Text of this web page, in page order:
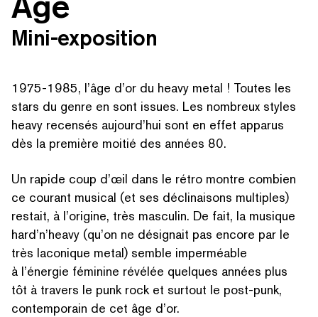
Mini-exposition
1975-1985, l’âge d’or du heavy metal ! Toutes les
stars du genre en sont issues. Les nombreux styles
heavy recensés aujourd’hui sont en effet apparus
dès la première moitié des années 80.
Un rapide coup d’œil dans le rétro montre combien
ce courant musical (et ses décli­naisons multiples)
restait, à l’origine, très masculin. De fait, la musique
hard’n’heavy (qu’on ne désignait pas encore par le
très laconique metal) semble imperméable
à l’énergie féminine révélée quelques années plus
tôt à travers le punk rock et surtout le post-punk,
con­tem­po­rain de cet âge d’or.